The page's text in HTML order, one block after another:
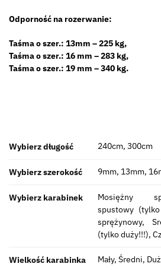
Odporność na rozerwanie:
Taśma o szer.: 13mm – 225 kg,
Taśma o szer.: 16 mm – 283 kg,
Taśma o szer.: 19 mm – 340 kg.
Wybierz długość 240cm, 300cm
Wybierz szerokość 9mm, 13mm,
Wybierz karabinek
Mosiężny
spustowy
sprężynowy,
(tylko duży!!!),
Wielkość karabinka Mały, Średni,